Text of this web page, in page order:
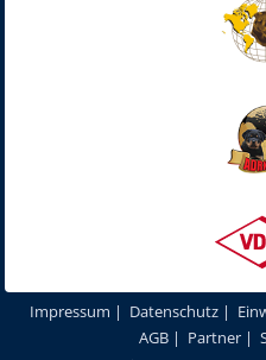
Impressum | Datenschutz |
AGB| Partner|